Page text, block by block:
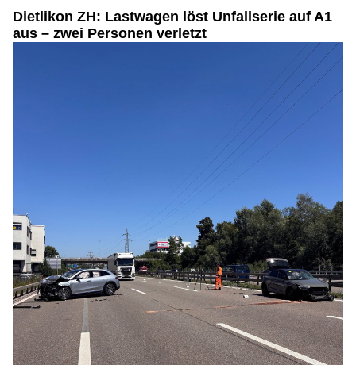
Dietlikon ZH: Lastwagen löst Unfallserie auf A1
aus – zwei Personen verletzt